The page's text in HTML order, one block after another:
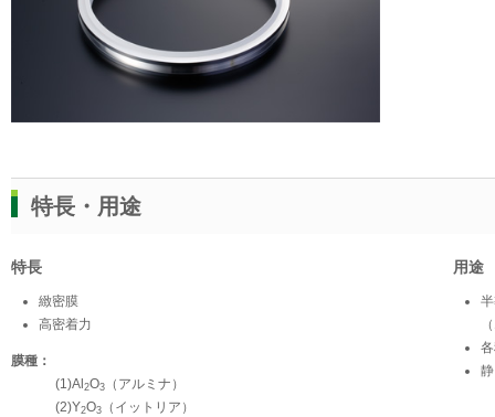
特長・用途
特長
緻密膜
高密着力
膜種：
(1)Al2O3
（アルミナ）
(2)Y2O3 （イットリア）
用途